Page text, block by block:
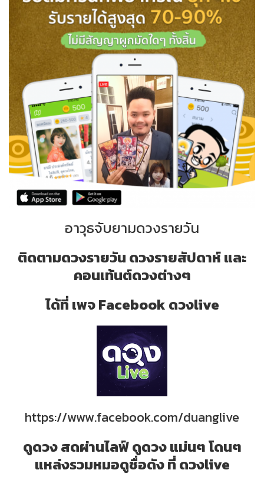
อาวุธจับยามดวงรายวัน
ติดตามดวงรายวัน ดวงรายสัปดาห์ และ
คอนเท้นต์ดวงต่างๆ
ได้ที่ เพจ Facebook ดวงlive
https://www.facebook.com/duanglive
ดูดวง สดผ่านไลฟ์ ดูดวง แม่นๆ โดนๆ
แหล่งรวมหมอดูชื่อดัง ที่ ดวงlive